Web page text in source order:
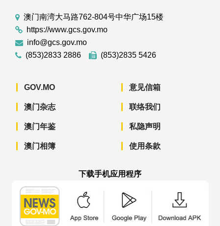
澳门南湾大马路762-804号中华广场15楼
https://www.gcs.gov.mo
info@gcs.gov.mo
(853)2833 2886
(853)2835 5426
GOV.MO
澳门杂志
澳门年鉴
澳门相簿
意见信箱
联络我们
私隐声明
使用条款
下载手机应用程序